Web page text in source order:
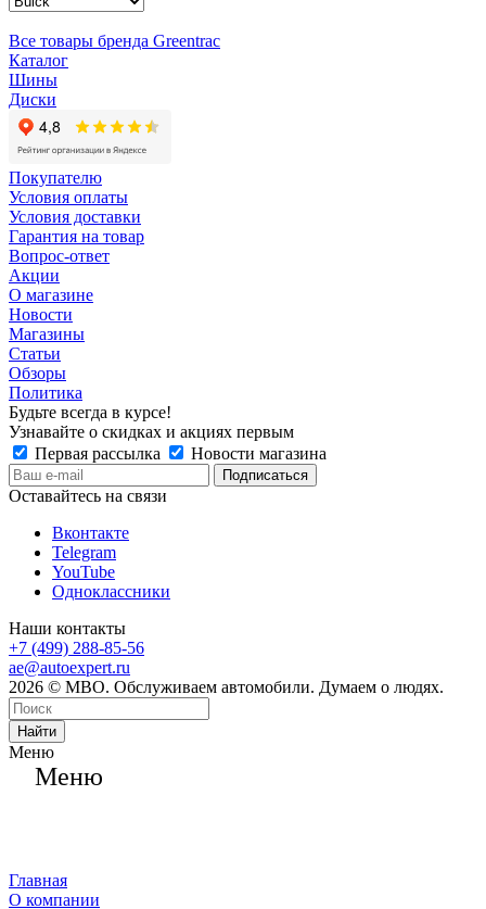
Все товары бренда Greentrac
Каталог
Шины
Диски
Покупателю
Условия оплаты
Условия доставки
Гарантия на товар
Вопрос-ответ
Акции
О магазине
Новости
Магазины
Статьи
Обзоры
Политика
Будьте всегда в курсе!
Узнавайте о скидках и акциях первым
Первая рассылка
Новости магазина
Оставайтесь на связи
Вконтакте
Telegram
YouTube
Одноклассники
Наши контакты
+7 (499) 288-85-56
ae@autoexpert.ru
2026 © МВО. Обслуживаем автомобили. Думаем о людях.
Найти
Меню
Меню
Главная
О компании